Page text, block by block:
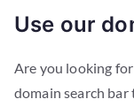
Use our
Are you looking for
domain search bar